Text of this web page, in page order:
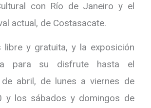
con Río de Janeiro y el
actual, de Costasacate.
libre y gratuita, y la exposición
para su disfrute hasta el
abril, de lunes a viernes de
y los sábados y domingos de